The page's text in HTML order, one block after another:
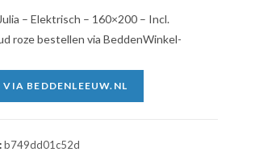
– Elektrisch – 160×200 – Incl.
roze bestellen via BeddenWinkel-
VIA BEDDENLEEUW.NL
b749dd01c52d